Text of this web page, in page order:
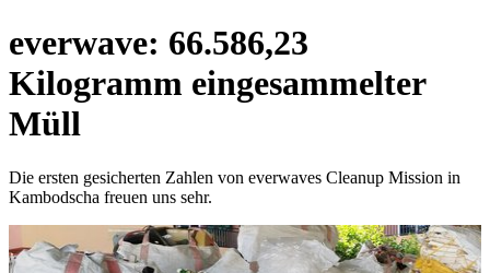
everwave: 66.586,23
Kilogramm eingesammelter
Müll
Die ersten gesicherten Zahlen von everwaves Cleanup Mission in
Kambodscha freuen uns sehr.